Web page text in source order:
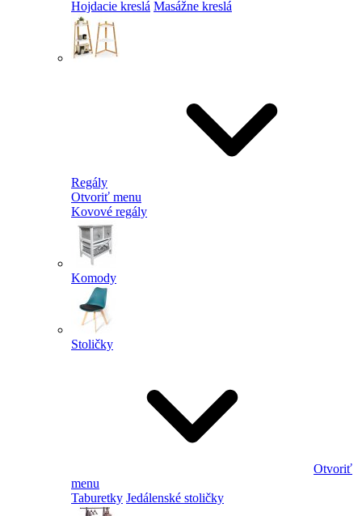
Hojdacie kreslá Masážne kreslá
Regály
Otvoriť menu
Kovové regály
Komody
Stoličky
Otvoriť
menu
Taburetky Jedálenské stoličky